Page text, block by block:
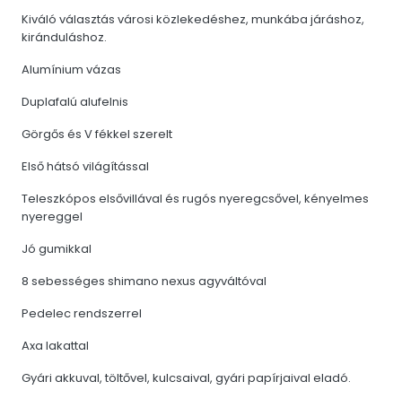
Kiváló választás városi közlekedéshez, munkába járáshoz,
kiránduláshoz.
Alumínium vázas
Duplafalú alufelnis
Görgős és V fékkel szerelt
Első hátsó világítással
Teleszkópos elsővillával és rugós nyeregcsővel, kényelmes
nyereggel
Jó gumikkal
8 sebességes shimano nexus agyváltóval
Pedelec rendszerrel
Axa lakattal
Gyári akkuval, töltővel, kulcsaival, gyári papírjaival eladó.